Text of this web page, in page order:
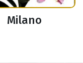
Milano